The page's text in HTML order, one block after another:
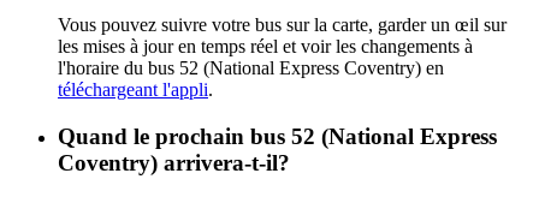
Vous pouvez suivre votre bus sur la carte, garder un œil sur
les mises à jour en temps réel et voir les changements à
l'horaire du bus 52 (National Express Coventry) en
téléchargeant l'appli.
Quand le prochain bus 52 (National Express
Coventry) arrivera-t-il?